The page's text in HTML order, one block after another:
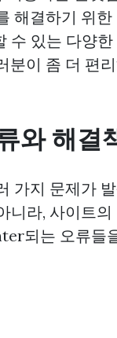
해결하기 위
수 있는 다양
분이 좀 더 편
와 해결
가지 문제가
니라, 사이트
되는 오류들